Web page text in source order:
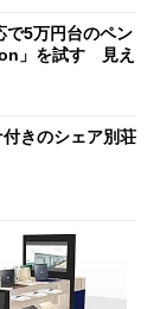
で5万円台のペン
」を試す 見え
きのシェア別荘